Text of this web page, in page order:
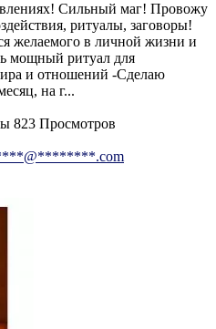
Сильный маг! Провожу
ритуалы, заговоры!
желаемого в личной жизни и
мощный ритуал для
и отношений -Сделаю
на г...
823 Просмотров